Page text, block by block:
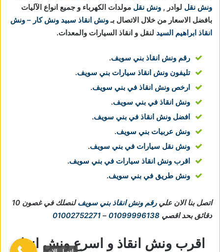
ونش نقل لوادر , ونش نقل مولدات الكهرباء و جميع انواع الآليات
بافضل الاسعار من خلال الاتصال بـونش انقاذ سبيد ونش كار – ونش
انقاذ ابراهيم السيد لنقل و انقاذ السيارات والمعدات.
رقم ونش انقاذ بني سويف.
تليفون ونش انقاذ سيارات بني سويف.
ارخص ونش انقاذ في بني سويف.
ونش انقاذ في بني سويف.
افضل ونش انقاذ في بني سويف.
ونش عربيات بني سويف.
ونش نقل سيارات في بني سويف.
اقرب ونش انقاذ سيارات في بني سويف.
ونش طريق في بني سويف.
اتصل بنا الان عليرقم ونش انقاذ بني سويف
لنصلك في غصون 10
دقائق بحد اقصي 01099996138
–
01002752271
اقرب ونش انقاذ و اسرع ونش انقاذ